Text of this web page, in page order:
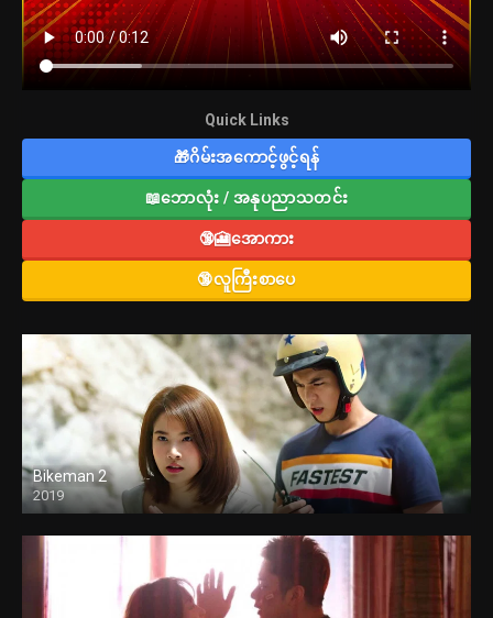
Quick Links
🎁ဂိမ်းအကောင့်ဖွင့်ရန်
📖ဘောလုံး / အနုပညာသတင်း
🔞🎦အောကား
🔞လူကြီးစာပေ
Bikeman 2
2019